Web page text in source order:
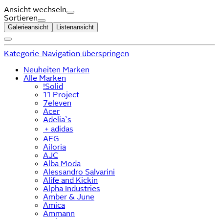
Ansicht wechseln
Sortieren
Galerieansicht Listenansicht
Kategorie-Navigation überspringen
Neuheiten Marken
Alle Marken
!Solid
11 Project
7eleven
Acer
Adelia`s
﹢ adidas
AEG
Ailoria
AJC
Alba Moda
Alessandro Salvarini
Alife and Kickin
Alpha Industries
Amber & June
Amica
Ammann